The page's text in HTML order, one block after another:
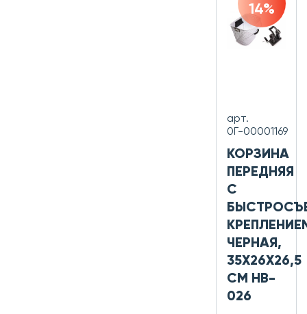
14%
арт.
0Г-00001169
КОРЗИНА
ПЕРЕДНЯЯ
С
ЧЕРНАЯ,
35Х26Х26,5
СМ HB-
026